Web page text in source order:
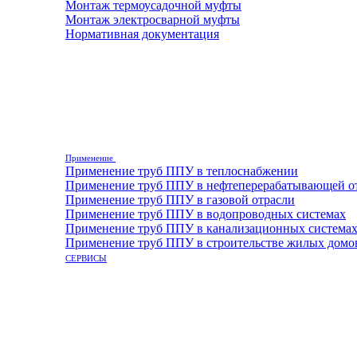
Монтаж термоусадочной муфты
Монтаж электросварной муфты
Нормативная документация
Применение
Применение труб ППУ в теплоснабжении
Применение труб ППУ в нефтеперерабатывающей
Применение труб ППУ в газовой отрасли
Применение труб ППУ в водопроводных системах
Применение труб ППУ в канализационных системах
Применение труб ППУ в строительстве жилых
СЕРВИСЫ